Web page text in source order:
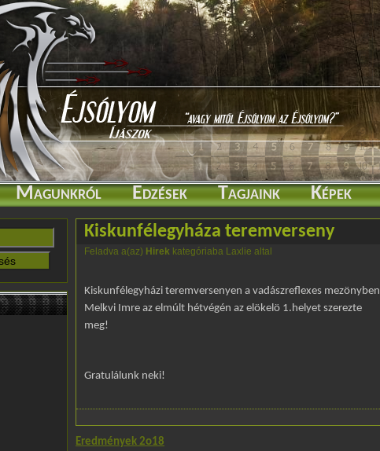
Magunkról Edzések Tagjaink Képek
Kiskunfélegyháza teremverseny
Feladva a(az) Hirek kategóriaba Laxlie altal
Kiskunfélegyházi teremversenyen a vadászreflexes mezönyben
Melkvi Imre az elmúlt hétvégén az elökelö 1.helyet szerezte
meg!
Gratulálunk neki!
Eredmények 2o18